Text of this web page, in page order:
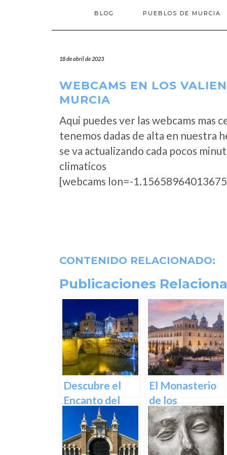
BLOG PUEBLOS DE MURCIA
18 de abril de 2023
WEBCAMS EN LOS
MURCIA
Aqui puedes ver las webcams mas
tenemos dadas de alta en nuestra
se va actualizando cada pocos
climaticos
[webcams lon=-
CONTENIDO RELACIONADO:
Publicaciones
Descubre el
Encanto del
Puente de los
Peligros en
Murcia: Un
El Monasterio
de los
Jerónimos en
Murcia: Un
tesoro